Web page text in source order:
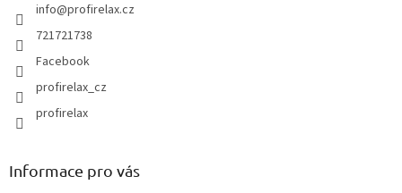
info@profirelax.cz
721721738
Facebook
profirelax_cz
profirelax
Informace pro vás